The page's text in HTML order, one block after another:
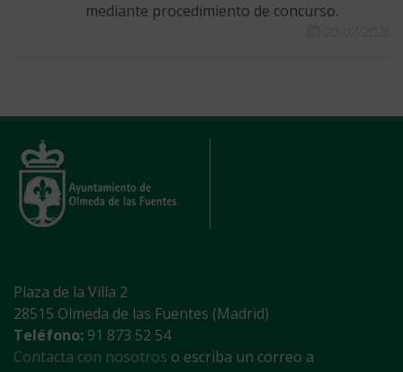
mediante procedimiento de concurso.
Plaza de la Villa 2
28515 Olmeda de las Fuentes (Madrid)
Teléfono: 91 873 52 54
Contacta con nosotros o escriba un correo a